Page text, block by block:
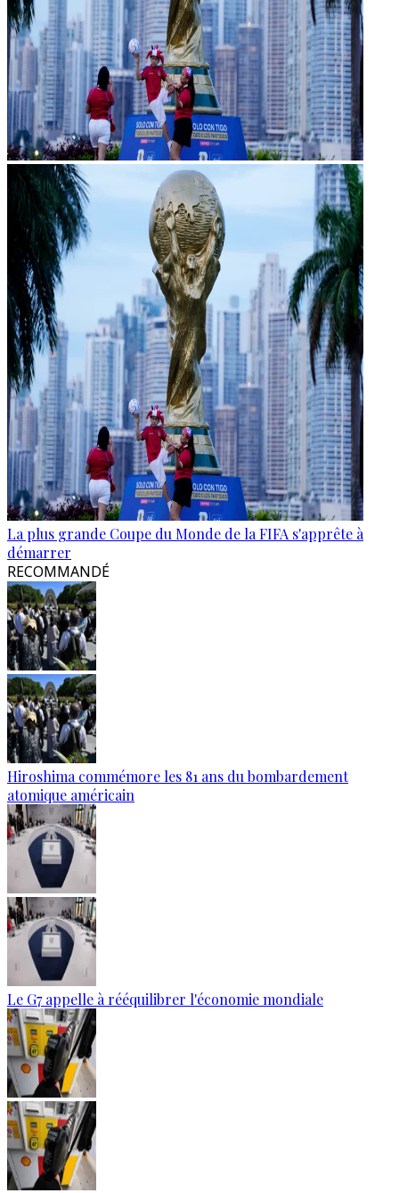
La plus grande Coupe du Monde de la FIFA s'apprête à
démarrer
RECOMMANDÉ
Hiroshima commémore les 81 ans du bombardement
atomique américain
Le G7 appelle à rééquilibrer l'économie mondiale